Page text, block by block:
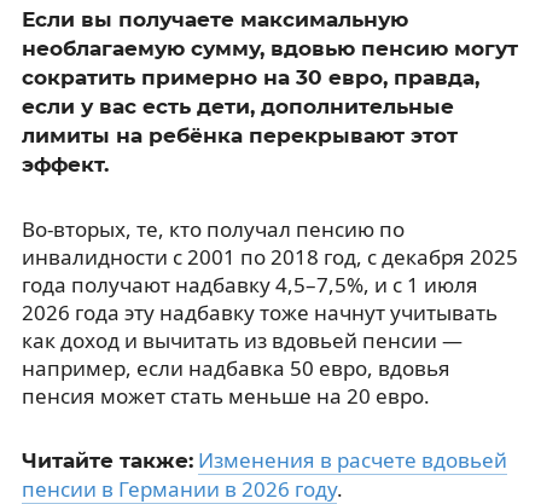
Если вы получаете максимальную
необлагаемую сумму, вдовью пенсию могут
сократить примерно на 30 евро, правда,
если у вас есть дети, дополнительные
лимиты на ребёнка перекрывают этот
эффект.
Во-вторых, те, кто получал пенсию по
инвалидности с 2001 по 2018 год, с декабря 2025
года получают надбавку 4,5–7,5%, и с 1 июля
2026 года эту надбавку тоже начнут учитывать
как доход и вычитать из вдовьей пенсии —
например, если надбавка 50 евро, вдовья
пенсия может стать меньше на 20 евро.
Читайте также: Изменения в расчете вдовьей
пенсии в Германии в 2026 году.